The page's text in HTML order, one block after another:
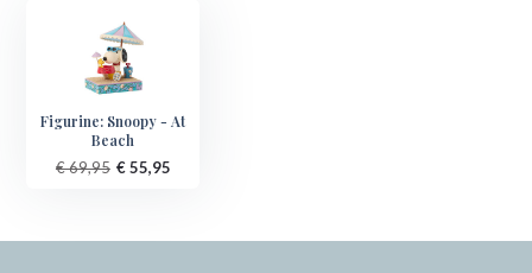
Figurine: Snoopy - At
Beach
€ 69,95 € 55,95